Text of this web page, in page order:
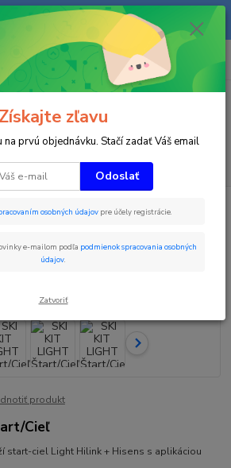
pracuje a tovar sa priebežne dopĺňa. radi
i telefonicky na +421 911 906 066.
Štart/Cieľ
produkt
Cieľ
start-ciel Light Hilink + Hisens s aplikáciou
Získajte zľavu
na prvú objednávku. Stačí zadať Váš email
Odoslať
osobných údajov pre účely registrácie.
e-mailom podľa podmienok spracovania osobných
údajov
Zatvoriť